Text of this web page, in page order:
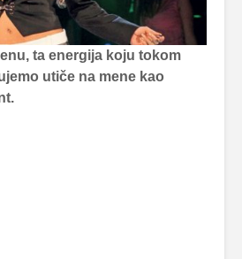
ta energija koju tokom
utiče na mene kao